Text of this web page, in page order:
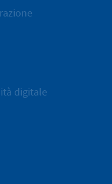
digitale